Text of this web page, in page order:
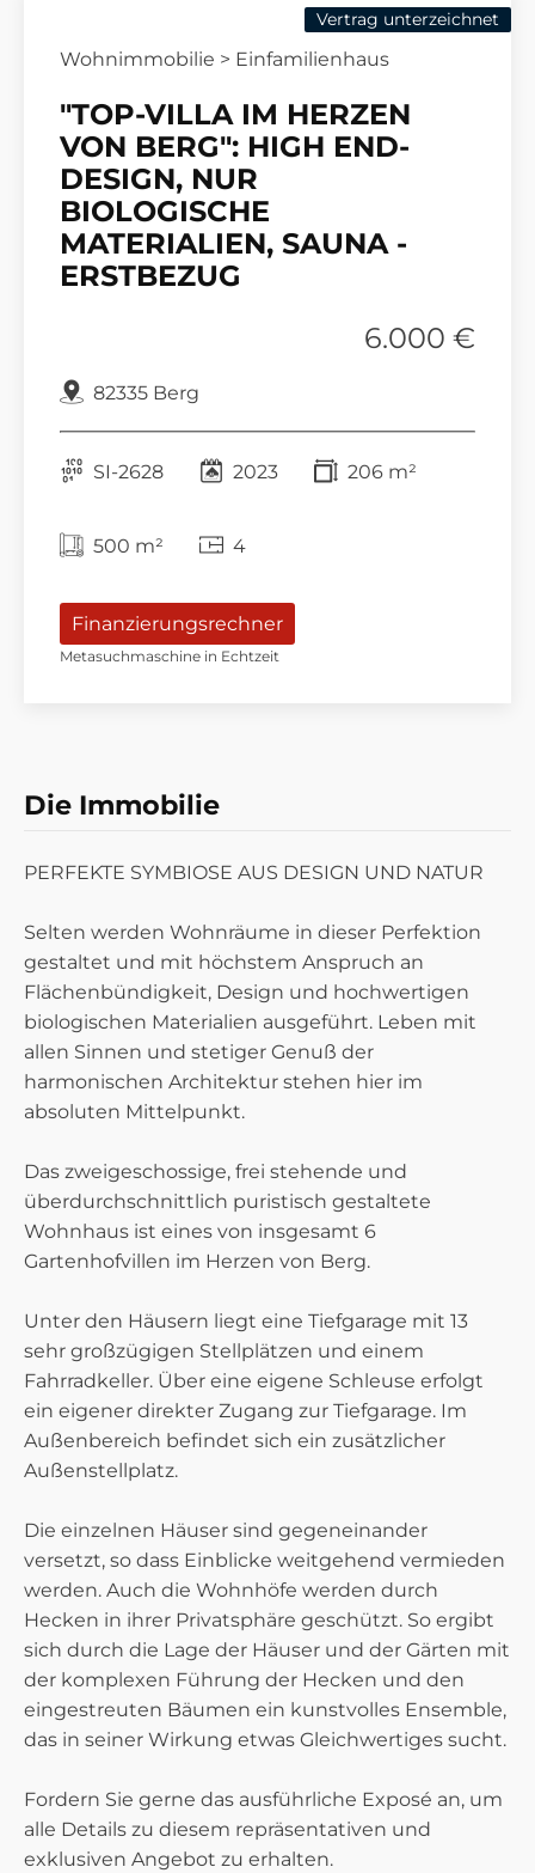
Wohnimmobilie > Einfamilienhaus
Vertrag unterzeichnet
"TOP-VILLA IM HERZEN
VON BERG": HIGH END-
DESIGN, NUR
BIOLOGISCHE
MATERIALIEN, SAUNA -
ERSTBEZUG
82335 Berg
6.000 €
SI-2628 2023 206 m²
500 m² 4
Finanzierungsrechner
Metasuchmaschine in Echtzeit
Die Immobilie
PERFEKTE SYMBIOSE AUS DESIGN UND NATUR
Selten werden Wohnräume in dieser Perfektion
gestaltet und mit höchstem Anspruch an
Flächenbündigkeit, Design und hochwertigen
biologischen Materialien ausgeführt. Leben mit
allen Sinnen und stetiger Genuß der
harmonischen Architektur stehen hier im
absoluten Mittelpunkt.
Das zweigeschossige, frei stehende und
überdurchschnittlich puristisch gestaltete
Wohnhaus ist eines von insgesamt 6
Gartenhofvillen im Herzen von Berg.
Unter den Häusern liegt eine Tiefgarage mit 13
sehr großzügigen Stellplätzen und einem
Fahrradkeller. Über eine eigene Schleuse erfolgt
ein eigener direkter Zugang zur Tiefgarage. Im
Außenbereich befindet sich ein zusätzlicher
Außenstellplatz.
Die einzelnen Häuser sind gegeneinander
versetzt, so dass Einblicke weitgehend vermieden
werden. Auch die Wohnhöfe werden durch
Hecken in ihrer Privatsphäre geschützt. So ergibt
sich durch die Lage der Häuser und der Gärten mit
der komplexen Führung der Hecken und den
eingestreuten Bäumen ein kunstvolles Ensemble,
das in seiner Wirkung etwas Gleichwertiges sucht.
Fordern Sie gerne das ausführliche Exposé an, um
alle Details zu diesem repräsentativen und
exklusiven Angebot zu erhalten.